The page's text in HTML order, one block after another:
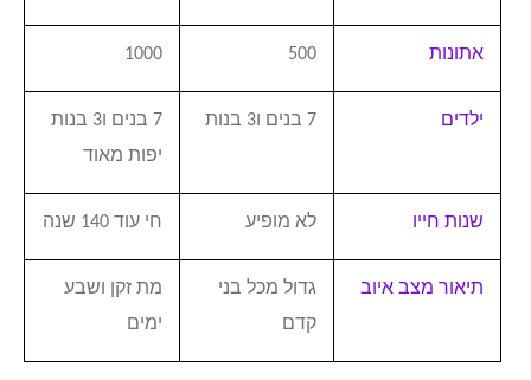
אתונות 500
1000
ילדים 7 בנים ו3 בנות
7 בנים ו3 בנות
יפות מאוד
שנות חייו לא מופיע חי עוד 140 שנה
תיאור מצב איוב
גדול מכל בני
קדם
מת זקן ושבע
ימים